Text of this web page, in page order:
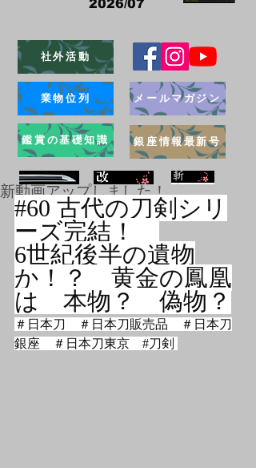
2026/07
社外活動
業物位列
鑑賞の基礎知識
メールマガジン
銀座情報最新号
ブログ
新動画アップしました！
#60 古代の刀剣シリ
ーズ完結！
6世紀後半の遺物
か！？　黄金の鳳凰
は　本物？　偽物？
＃日本刀　＃日本刀販売品　＃日本刀
銀座　＃日本刀東京 #刀剣